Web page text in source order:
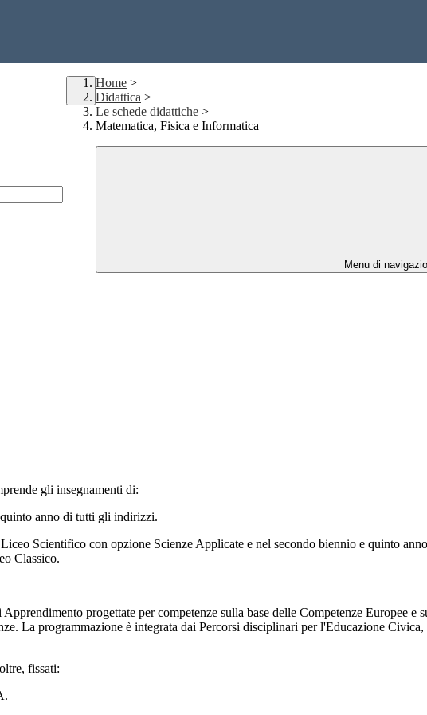
Home >
Didattica >
Le schede didattiche >
Matematica, Fisica e Informatica
Menu di
gli insegnamenti di:
anno di tutti gli indirizzi.
Scientifico con opzione Scienze Applicate e nel secondo biennio e quinto
Classico.
progettate per competenze sulla base delle Competenze Europee
La programmazione è integrata dai Percorsi disciplinari per l'Educazione
fissati: